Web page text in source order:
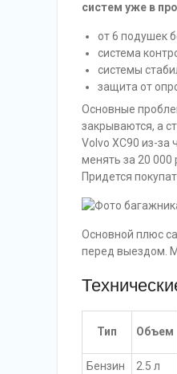
систем уже в
от 6 подушек
система
системы
защита от
Основные
закрываются, а
Volvo XC90 из-за
менять за 20 000
Придется
Основной плюс
перед выездом.
Тип Объем
Бензин 2.5 л